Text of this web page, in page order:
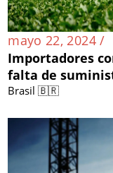
mayo 22, 2024 /
Importadores
falta de
Brasil 🇧🇷